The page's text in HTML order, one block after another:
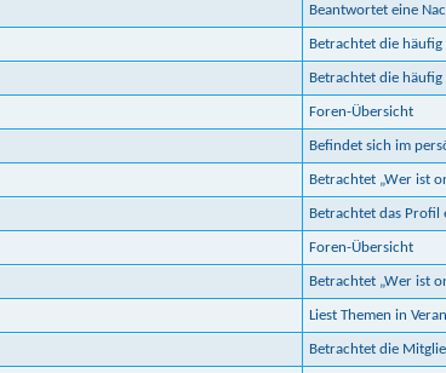
Beantwortet eine
Betrachtet die häufig
Betrachtet die häufig
Foren-Übersicht
Befindet sich im
Betrachtet „Wer ist
Betrachtet das Profil
Foren-Übersicht
Betrachtet „Wer ist
Liest Themen in
Betrachtet die